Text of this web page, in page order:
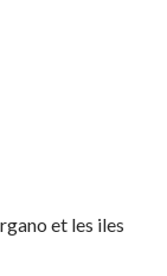
et les iles